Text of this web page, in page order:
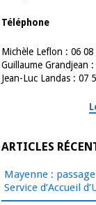
Téléphone
Michèle Leflon : 06 08
Guillaume Grandjean
Jean-Luc Landas : 07
ARTICLES
Mayenne :
Service d’Accueil